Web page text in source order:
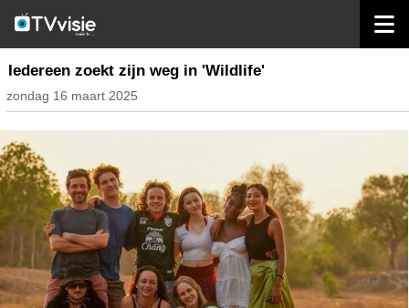
inhoud belgië
Iedereen zoekt zijn weg in 'Wildlife'
zondag 16 maart 2025